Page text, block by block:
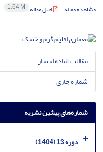
مشاهده مقاله اصل مقاله 1.64 M
مقالات آماده انتشار
شماره جاری
شماره‌های پیشین نشریه
دوره 13 (1404)